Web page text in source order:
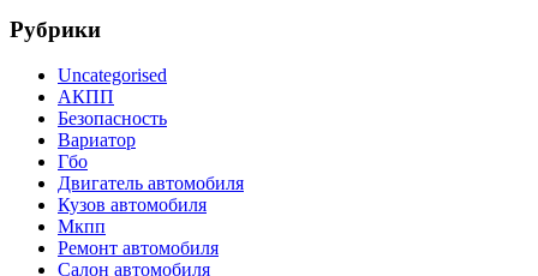
Рубрики
Uncategorised
АКПП
Безопасность
Вариатор
Гбо
Двигатель автомобиля
Кузов автомобиля
Мкпп
Ремонт автомобиля
Салон автомобиля